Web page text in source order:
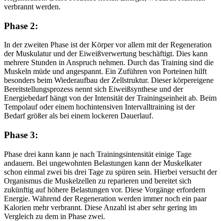
verbrannt werden.
Phase 2:
In der zweiten Phase ist der Körper vor allem mit der Regeneration
der Muskulatur und der Eiweißverwertung beschäftigt. Dies kann
mehrere Stunden in Anspruch nehmen. Durch das Training sind die
Muskeln müde und angespannt. Ein Zuführen von Porteinen hilft
besonders beim Wiederaufbau der Zellstruktur. Dieser körpereigene
Bereitstellungsprozess nennt sich Eiweißsynthese und der
Energiebedarf hängt von der Intensität der Trainingseinheit ab. Beim
Tempolauf oder einem hochintensiven Intervalltraining ist der
Bedarf größer als bei einem lockeren Dauerlauf.
Phase 3:
Phase drei kann kann je nach Trainingsintensität einige Tage
andauern. Bei ungewohnten Belastungen kann der Muskelkater
schon einmal zwei bis drei Tage zu spüren sein. Hierbei versucht der
Organismus die Muskelzellen zu reparieren und bereitet sich
zukünftig auf höhere Belastungen vor. Diese Vorgänge erfordern
Energie. Während der Regeneration werden immer noch ein paar
Kalorien mehr verbrannt. Diese Anzahl ist aber sehr gering im
Vergleich zu dem in Phase zwei.